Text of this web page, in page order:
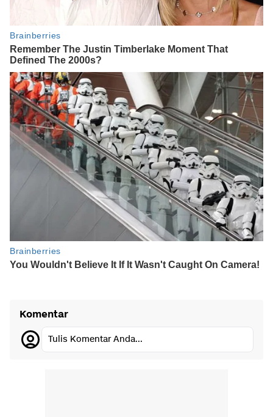
Komentar
Tulis Komentar Anda...